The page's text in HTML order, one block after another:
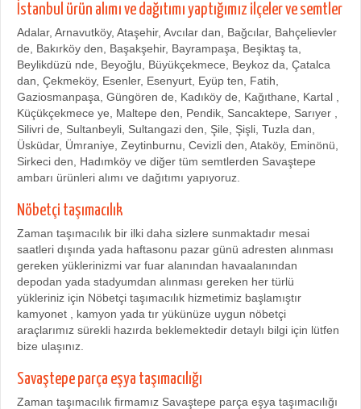
İstanbul ürün alımı ve dağıtımı yaptığımız ilçeler ve semtler
Adalar, Arnavutköy, Ataşehir, Avcılar dan, Bağcılar, Bahçelievler
de, Bakırköy den, Başakşehir, Bayrampaşa, Beşiktaş ta,
Beylikdüzü nde, Beyoğlu, Büyükçekmece, Beykoz da, Çatalca
dan, Çekmeköy, Esenler, Esenyurt, Eyüp ten, Fatih,
Gaziosmanpaşa, Güngören de, Kadıköy de, Kağıthane, Kartal ,
Küçükçekmece ye, Maltepe den, Pendik, Sancaktepe, Sarıyer ,
Silivri de, Sultanbeyli, Sultangazi den, Şile, Şişli, Tuzla dan,
Üsküdar, Ümraniye, Zeytinburnu, Cevizli den, Ataköy, Eminönü,
Sirkeci den, Hadımköy ve diğer tüm semtlerden Savaştepe
ambarı ürünleri alımı ve dağıtımı yapıyoruz.
Nöbetçi taşımacılık
Zaman taşımacılık bir ilki daha sizlere sunmaktadır mesai
saatleri dışında yada haftasonu pazar günü adresten alınması
gereken yüklerinizmi var fuar alanından havaalanından
depodan yada stadyumdan alınması gereken her türlü
yükleriniz için Nöbetçi taşımacılık hizmetimiz başlamıştır
kamyonet , kamyon yada tır yükünüze uygun nöbetçi
araçlarımız sürekli hazırda beklemektedir detaylı bilgi için lütfen
bize ulaşınız.
Savaştepe parça eşya taşımacılığı
Zaman taşımacılık firmamız Savaştepe parça eşya taşımacılığı